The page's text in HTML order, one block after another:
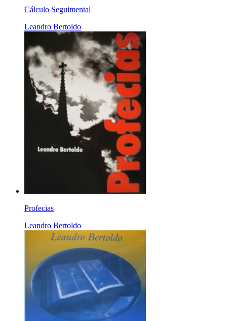
Cálculo Seguimental
Leandro Bertoldo
Profecias
Leandro Bertoldo